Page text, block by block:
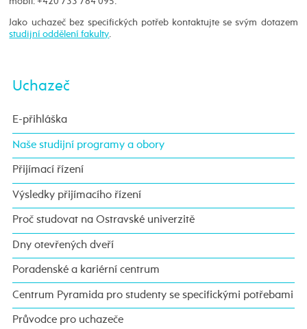
Jako uchazeč bez specifických potřeb kontaktujte se svým dotazem
studijní oddělení fakulty
Uchazeč
E-přihláška
Naše studijní programy a obory
Přijímací řízení
Výsledky přijímacího řízení
Proč studovat na Ostravské univerzitě
Dny otevřených dveří
Poradenské a kariérní centrum
Centrum Pyramida pro studenty se specifickými potřebami
Průvodce pro uchazeče